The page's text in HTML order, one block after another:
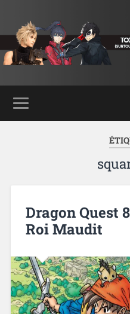
Dragon Quest
Roi Maudit